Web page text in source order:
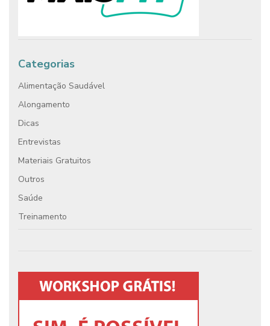
Categorias
Alimentação Saudável
Alongamento
Dicas
Entrevistas
Materiais Gratuitos
Outros
Saúde
Treinamento